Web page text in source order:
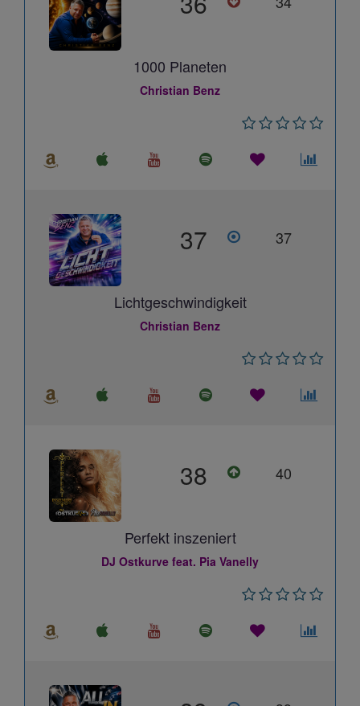
1000 Planeten
Christian Benz
37 37
Lichtgeschwindigkeit
Christian Benz
38 40
Perfekt inszeniert
DJ Ostkurve feat. Pia Vanelly